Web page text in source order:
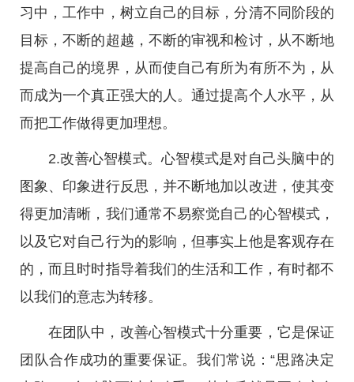
习中，工作中，树立自己的目标，分清不同阶段的
目标，不断的超越，不断的审视和检讨，从不断地
提高自己的境界，从而使自己有所为有所不为，从
而成为一个真正强大的人。通过提高个人水平，从
而把工作做得更加理想。
2.改善心智模式。心智模式是对自己头脑中的
图象、印象进行反思，并不断地加以改进，使其变
得更加清晰，我们通常不易察觉自己的心智模式，
以及它对自己行为的影响，但事实上他是客观存在
的，而且时时指导着我们的生活和工作，有时都不
以我们的意志为转移。
在团队中，改善心智模式十分重要，它是保证
团队合作成功的重要保证。我们常说：“思路决定